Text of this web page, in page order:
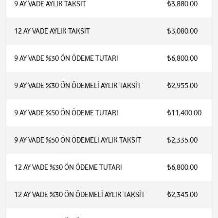
9 AY VADE AYLIK TAKSİT ₺3,880.00
12 AY VADE AYLIK TAKSİT ₺3,080.00
9 AY VADE %30 ÖN ÖDEME TUTARI ₺6,800.00
9 AY VADE %30 ÖN ÖDEMELİ AYLIK TAKSİT ₺2,955.00
9 AY VADE %50 ÖN ÖDEME TUTARI ₺11,400.00
9 AY VADE %50 ÖN ÖDEMELİ AYLIK TAKSİT ₺2,335.00
12 AY VADE %30 ÖN ÖDEME TUTARI ₺6,800.00
12 AY VADE %30 ÖN ÖDEMELİ AYLIK TAKSİT ₺2,345.00